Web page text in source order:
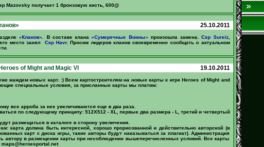
Mazovsky получает 1 бронзовую кисть, 600@
25.10.2011
«Кланов» . В составе клана«Сумеречные Воины» произошла замена.Сэр Sureiz,
место занял Сэр Havr. Просим лидеров кланов своевременно сообщать о актуальном
of Might and Magic VI 19.10.2011
жаждем новых карт. :) Всем картостроителям на новые карты к игре Heroes of Might and
специальные условия, за присланные карты мы платим:
все арроба за нее увеличиваются еще в два раза.
по следующему принципу: 512Х512 - XL, первые два размера - L, третий и четвертый
размещаться в каталоге в сторону увеличения.
карта должна быть интересной, хорошо прорисованной и действительно авторской (в
карт с диска игры, такие авторы будут наказываться за плагиат). Администрация
автору в размещении карты при несоблюдении вышеперечисленных условий. Все карты
maps@heroesportal.net